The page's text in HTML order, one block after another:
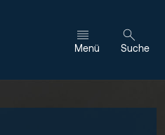
Menü Suche